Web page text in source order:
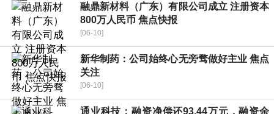
融鼎新材料（广东）有限公司成立 注册资本
800万人民币 焦点快报
[06-10]
新华制药：公司始终心无旁骛做好主业 焦点
关注
[06-10]
通业科技：融资净偿还93.44万元，融资余